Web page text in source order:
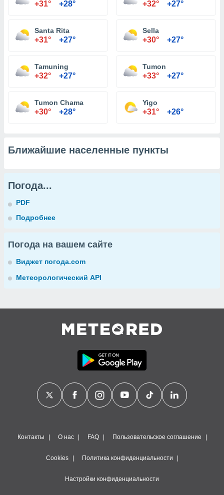
+31° +28° +32° +27°
Santa Rita
+31° +27°
Sella
+30° +27°
Tamuning
+32° +27°
Tumon
+33° +27°
Tumon Chama
+30° +28°
Yigo
+31° +26°
Ближайшие населенные пункты
Погода...
PDF
Подробнее
Погода на вашем сайте
Виджет погода.com
Метеорологический API
Контакты О нас FAQ Пользовательское соглашение
Cookies Политика конфиденциальности
Настройки конфиденциальности